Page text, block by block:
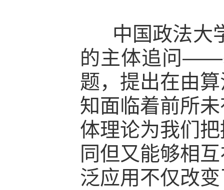
中国政法大
的主体追问——
题，提出在由
知面临着前所
体理论为我们
同但又能够相
泛应用不仅改